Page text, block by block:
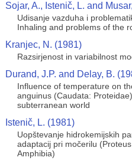
Sojar, A., Istenič, L. and
Udisanje vazduha i
Inhaling and problems of the
Kranjec, N. (1981)
Razsirjenost in variabilnost
Durand, J.P. and Delay, B.
Influence of temperature on
anguinus (Caudata:
subterranean world
Istenič, L. (1981)
Uopštevanje hidrokemijskih
adaptacij pri močerilu
Amphibia)